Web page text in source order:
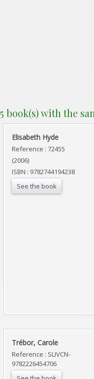
5 book(s) with the
‎Elisabeth Hyde‎
Reference : 72455
(2006)
ISBN : 9782744194238
See the book
‎Trébor, Carole‎
Reference : SLIVCN-
9782226454706